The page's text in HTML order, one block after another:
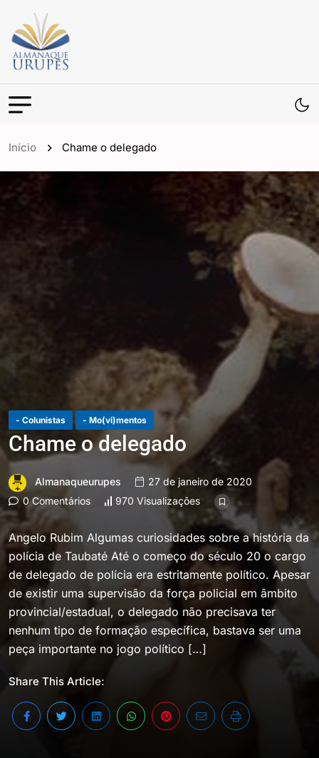
Início Chame o delegado
- Colunistas - Mo(vi)mentos
Chame o delegado
Almanaqueurupes
27 de janeiro de 2020
0 Comentários
970 Visualizações
Angelo Rubim Algumas curiosidades sobre a história da
polícia de Taubaté Até o começo do século 20 o cargo
de delegado de polícia era estritamente político. Apesar
de existir uma supervisão da força policial em âmbito
provincial/estadual, o delegado não precisava ter
nenhum tipo de formação específica, bastava ser uma
peça importante no jogo político […]
Share This Article: